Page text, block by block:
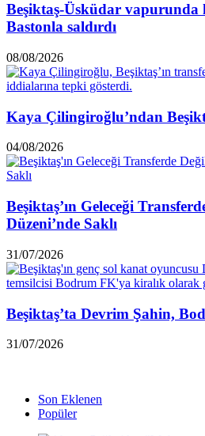
Beşiktaş-Üsküdar vapurunda
Bastonla saldırdı
08/08/2026
Kaya Çilingiroğlu’ndan
04/08/2026
Beşiktaş’ın Geleceği
Düzeni’nde Saklı
31/07/2026
Beşiktaş’ta Devrim Şahin,
31/07/2026
Son Eklenen
Popüler